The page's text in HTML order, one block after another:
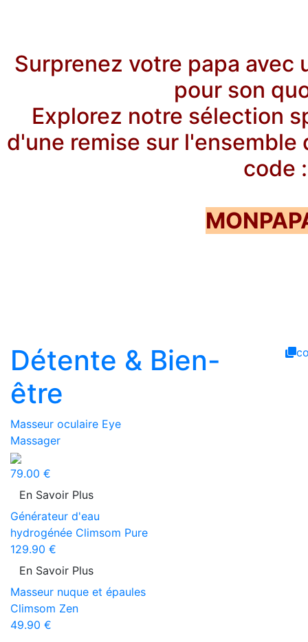
Surprenez votre papa avec
pour son
Explorez notre sélection
d'une remise sur l'ensemble
code :
Détente & Bien-
être
Masseur oculaire Eye
Massager
79.00 €
En Savoir Plus
Générateur d'eau
hydrogénée Climsom Pure
129.90 €
En Savoir Plus
Masseur nuque et épaules
Climsom Zen
49.90 €